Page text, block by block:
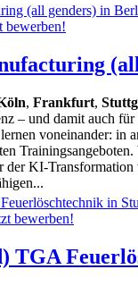
, Frankfurt,
– und damit auch
voneinander: in
KI-
TGA